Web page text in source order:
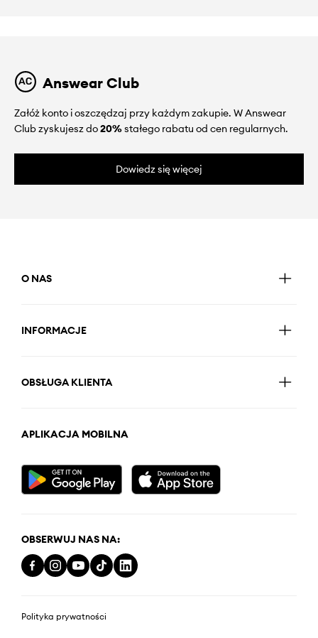
Answear Club
Załóż konto i oszczędzaj przy każdym zakupie. W Answear
Club zyskujesz do20%stałego rabatu od cen regularnych.
Dowiedz się więcej
O NAS
INFORMACJE
OBSŁUGA KLIENTA
APLIKACJA MOBILNA
OBSERWUJ NAS NA:
Polityka prywatności